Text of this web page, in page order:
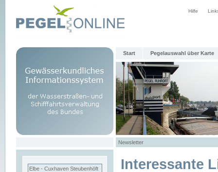
Hilfe
Start Pegelauswahl über Karte
Newsletter
Elbe - Cuxhaven Steubenhöft Interessante